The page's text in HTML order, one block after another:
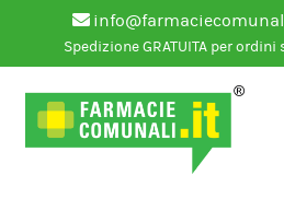
Spedizione GRATUITA per
Vai
alla
navigazione
Vai
al
contenuto